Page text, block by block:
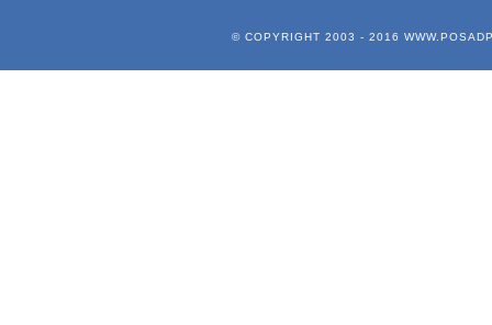
© COPYRIGHT 2003 - 2016